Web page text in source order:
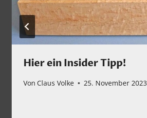
Hier ein Insider Tipp!
Von Claus Volke 25. November 2023